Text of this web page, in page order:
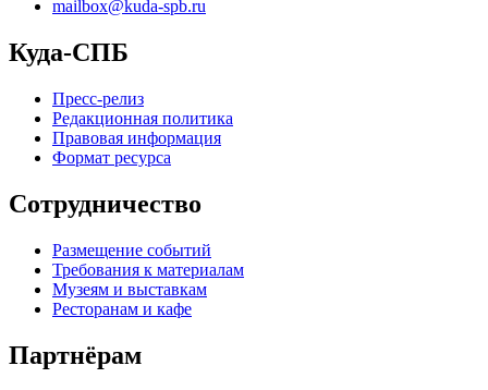
mailbox@kuda-spb.ru
Куда-СПБ
Пресс-релиз
Редакционная политика
Правовая информация
Формат ресурса
Сотрудничество
Размещение событий
Требования к материалам
Музеям и выставкам
Ресторанам и кафе
Партнёрам